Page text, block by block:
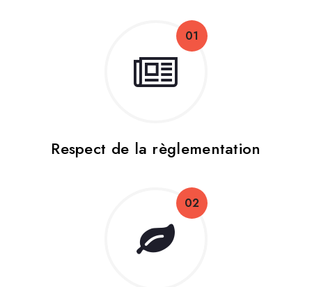
01
Respect de la règlementation
02